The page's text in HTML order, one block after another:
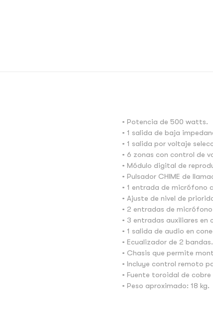
• Potencia de 500 watts.
• 1 salida de baja
• 1 salida por voltaje
• 6 zonas con control de
• Módulo digital de
• Pulsador CHIME de
• 1 entrada de micrófono
• Ajuste de nivel de
• 2 entradas de micrófono
• 3 entradas auxiliares en
• 1 salida de audio en
• Ecualizador de 2 bandas.
• Chasis que permite
• Incluye control remoto
• Fuente toroidal de
• Peso aproximado: 18 kg.